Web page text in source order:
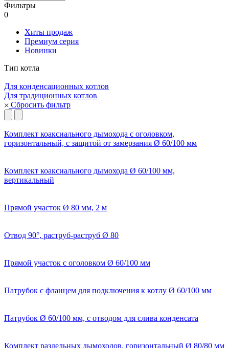
Фильтры
0
Хиты продаж
Премиум серия
Новинки
Тип котла
Для конденсационных котлов
Для традиционных котлов
Сбросить фильтр
Комплект коаксиального дымохода с оголовком,
горизонтальный, с защитой от замерзания Ø 60/100 мм
Комплект коаксиального дымохода Ø 60/100 мм,
вертикальный
Прямой участок Ø 80 мм, 2 м
Отвод 90°, раструб-раструб Ø 80
Прямой участок с оголовком Ø 60/100 мм
Патрубок с фланцем для подключения к котлу Ø 60/100 мм
Патрубок Ø 60/100 мм, с отводом для слива конденсата
Комплект раздельных дымоходов, горизонтальный Ø 80/80 мм